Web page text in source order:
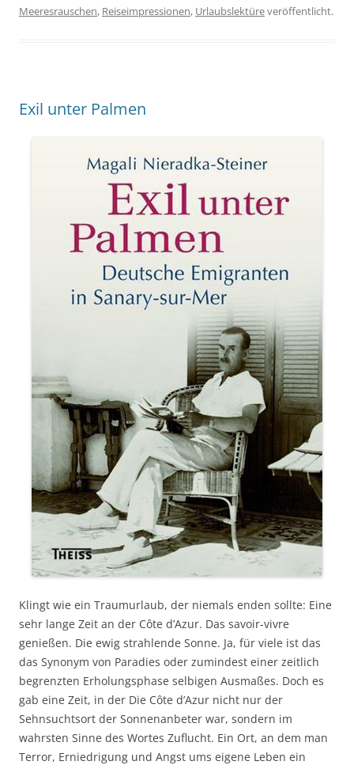
Meeresrauschen, Reiseimpressionen, Urlaubslektüreveröffentlicht.
Exil unter Palmen
Klingt wie ein Traumurlaub, der niemals enden sollte: Eine
sehr lange Zeit an der Côte d’Azur. Das savoir-vivre
genießen. Die ewig strahlende Sonne. Ja, für viele ist das
das Synonym von Paradies oder zumindest einer zeitlich
begrenzten Erholungsphase selbigen Ausmaßes. Doch es
gab eine Zeit, in der Die Côte d’Azur nicht nur der
Sehnsuchtsort der Sonnenanbeter war, sondern im
wahrsten Sinne des Wortes Zuflucht. Ein Ort, an dem man
Terror, Erniedrigung und Angst ums eigene Leben ein